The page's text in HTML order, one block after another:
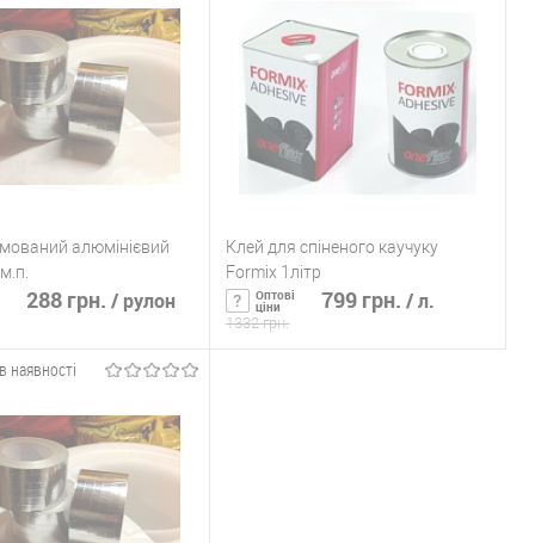
в 1 клик
К сравнению
Немає в
наявності
Купить в 1 клик
К сравнению
В избранное
Немає в
наявності
алюмінієвий
288 грн. / рулон
в 1 клик
К сравнению
Немає в
наявності
Клей для спіненого каучуку
Formix 1літр
Оптові
ціни 799 грн./ л.
1332 грн.
наявності